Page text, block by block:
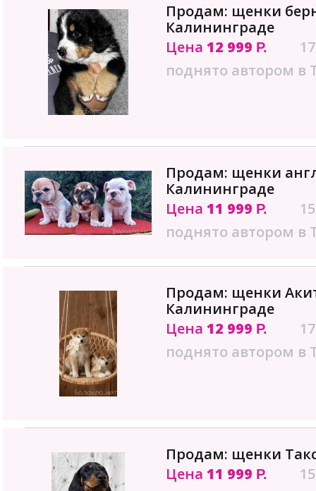
Продам: щенки
Калининграде
Цена 12 999 Р.
поднято автором в
Продам: щенки
Калининграде
Цена 11 999 Р.
поднято автором в
Продам: щенки
Калининграде
Цена 12 999 Р.
поднято автором в
Продам: щенки
Цена 11 999 Р.